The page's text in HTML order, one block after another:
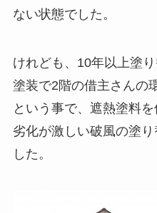
ない状態でした。
けれども、10年以上塗
塗装で2階の借主さんの
という事で、遮熱塗料
劣化が激しい破風の塗
した。